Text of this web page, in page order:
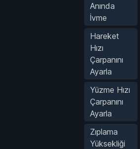
Anında
İvme
Hareket
Hızı
Çarpanını
Ayarla
Yüzme Hızı
Çarpanını
Ayarla
Zıplama
Yüksekliği